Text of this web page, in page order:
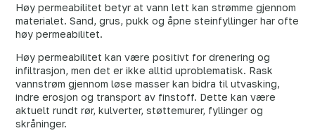
Høy permeabilitet betyr at vann lett kan strømme gjennom
materialet. Sand, grus, pukk og åpne steinfyllinger har ofte
høy permeabilitet.
Høy permeabilitet kan være positivt for drenering og
infiltrasjon, men det er ikke alltid uproblematisk. Rask
vannstrøm gjennom løse masser kan bidra til utvasking,
indre erosjon og transport av finstoff. Dette kan være
aktuelt rundt rør, kulverter, støttemurer, fyllinger og
skråninger.